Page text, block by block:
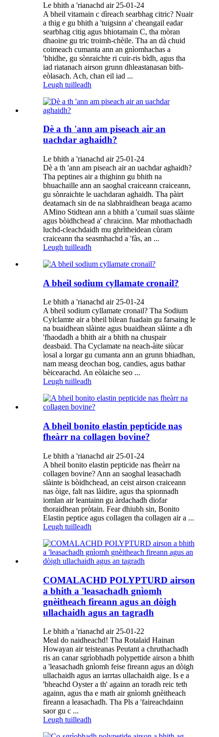
Le bhith a 'rianachd air 25-01-24
A bheil vitamain c dìreach searbhag citric? Nuair
a thig e gu bhith a 'tuigsinn a' cheangail eadar
searbhag citig agus bhiotamain C, tha mòran
dhaoine gu tric troimh-chèile. Tha an dà chuid
coimeach cumanta ann an gnìomhachas a
'bhidhe, gu sònraichte ri cuir-ris bìdh, agus tha
iad riatanach airson grunn dhleastanasan bith-
eòlasach. Ach, chan eil iad ...
Leugh tuilleadh
Dè a th 'ann am piseach air an
uachdar aghaidh?
Le bhith a 'rianachd air 25-01-24
Dè a th 'ann am piseach air an uachdar aghaidh?
Tha peptines air a thighinn gu bhith na
bhuachaille ann an saoghal craiceann craiceann,
gu sònraichte le uachdaran aghaidh. Tha pàirt
deatamach sin de na slabhraidhean beaga acamo
AMino Stidtean ann a bhith a 'cumail suas slàinte
agus bòidhchead a' chraicinn. Mar mhothachadh
luchd-cleachdaidh mu ghrìtheidean cùram
craiceann tha seasmhachd a 'fàs, an ...
Leugh tuilleadh
A bheil sodium cyllamate cronail?
Le bhith a 'rianachd air 25-01-24
A bheil sodium cyllamate cronail? Tha Sodium
Cylclamte air a bheil bilean fuadain gu farsaing le
na buaidhean slàinte agus buaidhean slàinte a dh
'fhaodadh a bhith air a bhith na chuspair
deasbaid. Tha Cyclamate na neach-àite siùcar
ìosal a lorgar gu cumanta ann an grunn bhiadhan,
nam measg deochan bog, candies, agus bathar
bèicearachd. An eòlaiche seo ...
Leugh tuilleadh
A bheil bonito elastin pepticide nas
fheàrr na collagen bovine?
Le bhith a 'rianachd air 25-01-24
A bheil bonito elastin pepticide nas fheàrr na
collagen bovine? Ann an saoghal leasachadh
slàinte is bòidhchead, an ceist airson craiceann
nas òige, falt nas làidire, agus tha spionnadh
iomlan air leantainn gu àrdachadh diofar
thoraidhean pròtain. Fear dhiubh sin, Bonito
Elastin peptice agus collagen tha collagen air a ...
Leugh tuilleadh
COMALACHD POLYPTURD airson
a bhith a 'leasachadh gnìomh
gnèitheach fireann agus an dòigh
ullachaidh agus an tagradh
Le bhith a 'rianachd air 25-01-22
Meal do naidheachd! Tha Rotalaid Hainan
Howayan air teisteanas Peutant a chruthachadh
ris an canar sgrìobhadh polypettide airson a bhith
a 'leasachadh gnìomh feise fireann agus an dòigh
ullachaidh agus an iarrtas ullachaidh aige. Is e a
'bheachd Oyster a th' againn an toradh reic teth
againn, agus tha e math air gnìomh gnèitheach
fireann a leasachadh. Tha Pls a 'faireachdainn
saor gu c ...
Leugh tuilleadh